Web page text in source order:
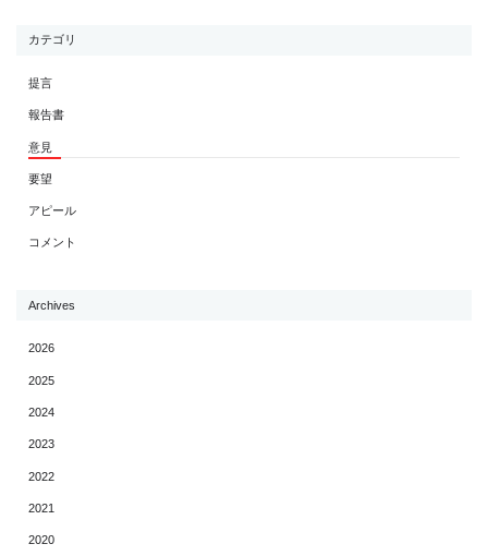
カテゴリ
提言
報告書
意見
要望
アピール
コメント
Archives
2026
2025
2024
2023
2022
2021
2020